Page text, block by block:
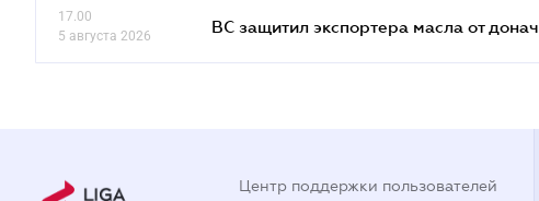
17.00
5 августа 2026
ВС защитил экспортера масла от
Центр поддержки пользователей